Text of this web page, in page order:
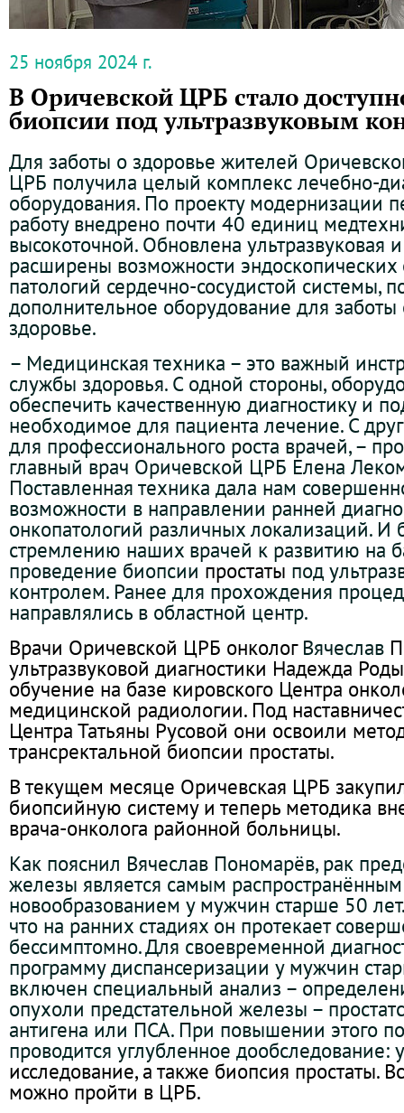
25 ноября 2024 г.
В Оричевской ЦРБ стало
биопсии под ультразвуковым
Для заботы о здоровье жителей
ЦРБ получила целый комплекс лечебно-
оборудования. По проекту модернизации
работу внедрено почти 40 единиц
высокоточной. Обновлена ультразвуковая
расширены возможности эндоскопических
патологий сердечно-сосудистой системы,
дополнительное оборудование для
здоровье.
– Медицинская техника – это важный
службы здоровья. С одной стороны,
обеспечить качественную диагностику и
необходимое для пациента лечение. С
для профессионального роста врачей, –
главный врач Оричевской ЦРБ Елена
Поставленная техника дала нам
возможности в направлении ранней
онкопатологий различных локализаций. И
стремлению наших врачей к развитию на
проведение биопсиипростаты под
контролем. Ранее для прохождения
направлялись в областной центр.
Врачи Оричевской ЦРБ онколог Вячеслав
ультразвуковой диагностики Надежда
обучение на базе кировского Центра
медицинской радиологии. Под
Центра Татьяны Русовой они освоили
трансректальной биопсии простаты.
В текущем месяце Оричевская ЦРБ
биопсийную систему и теперь методика
врача-онколога районной больницы.
Как пояснил Вячеслав Пономарёв, рак
железы является самым распространённым
новообразованием у мужчин старше 50 лет.
что на ранних стадиях он протекает
бессимптомно. Для своевременной
программу диспансеризации у мужчин
включен специальный анализ –
опухоли предстательной железы –
антигена или ПСА. При повышении этого
проводится углубленное дообследование: у
исследование, а также биопсия простаты.
можно пройти в ЦРБ.